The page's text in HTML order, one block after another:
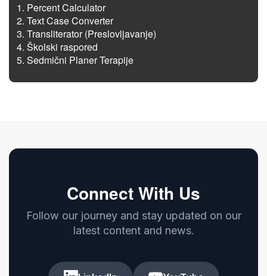
Percent Calculator
Text Case Converter
Transliterator (Preslovljavanje)
Školski raspored
Sedmični Planer Terapije
Connect With Us
Follow our journey and stay updated on our
latest content and news.